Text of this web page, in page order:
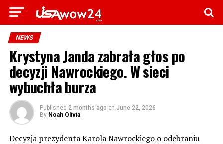
NEWS
Krystyna Janda zabrała głos po
decyzji Nawrockiego. W sieci
wybuchła burza
Published 2 months ago on June 22, 2026
By Noah Olivia
Decyzja prezydenta Karola Nawrockiego o odebraniu